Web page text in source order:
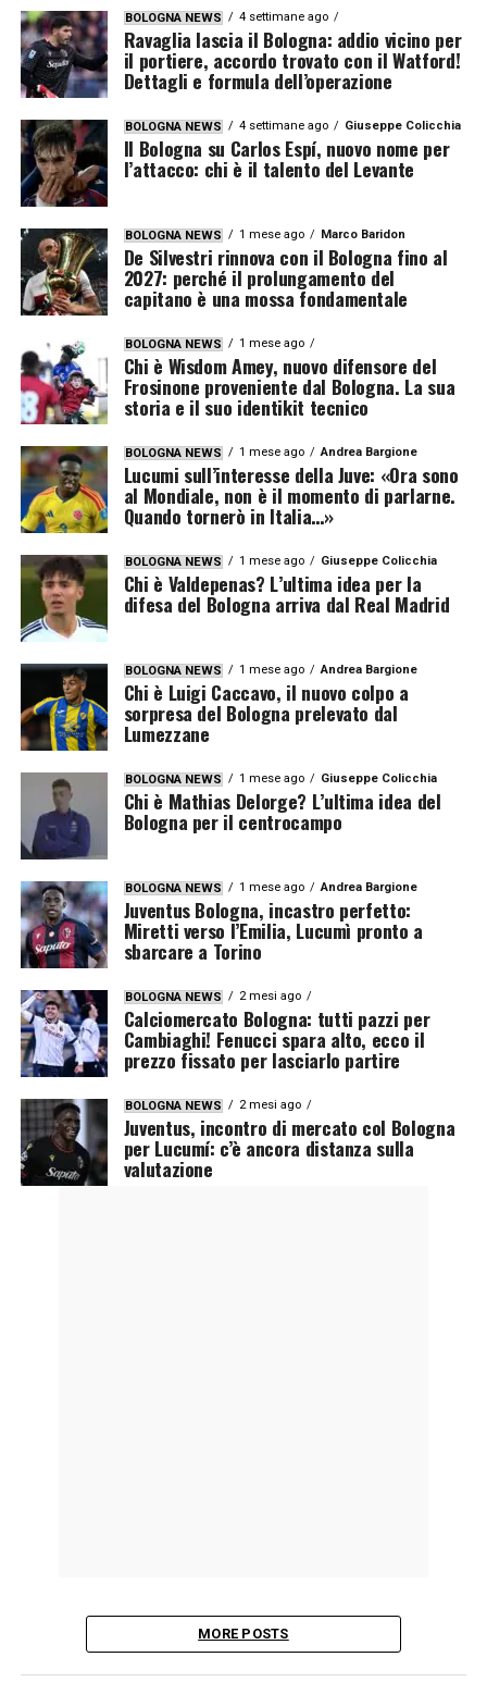
BOLOGNA NEWS 4 settimane ago
Ravaglia lascia il Bologna: addio vicino per
il portiere, accordo trovato con il Watford!
Dettagli e formula dell’operazione
BOLOGNA NEWS 4 settimane ago Giuseppe Colicchia
Il Bologna su Carlos Espí, nuovo nome per
l’attacco: chi è il talento del Levante
BOLOGNA NEWS 1 mese ago Marco Baridon
De Silvestri rinnova con il Bologna fino al
2027: perché il prolungamento del
capitano è una mossa fondamentale
BOLOGNA NEWS 1 mese ago
Chi è Wisdom Amey, nuovo difensore del
Frosinone proveniente dal Bologna. La sua
storia e il suo identikit tecnico
BOLOGNA NEWS 1 mese ago Andrea Bargione
Lucumi sull’interesse della Juve: «Ora sono
al Mondiale, non è il momento di parlarne.
Quando tornerò in Italia…»
BOLOGNA NEWS 1 mese ago Giuseppe Colicchia
Chi è Valdepenas? L’ultima idea per la
difesa del Bologna arriva dal Real Madrid
BOLOGNA NEWS 1 mese ago Andrea Bargione
Chi è Luigi Caccavo, il nuovo colpo a
sorpresa del Bologna prelevato dal
Lumezzane
BOLOGNA NEWS 1 mese ago Giuseppe Colicchia
Chi è Mathias Delorge? L’ultima idea del
Bologna per il centrocampo
BOLOGNA NEWS 1 mese ago Andrea Bargione
Juventus Bologna, incastro perfetto:
Miretti verso l’Emilia, Lucumì pronto a
sbarcare a Torino
BOLOGNA NEWS 2 mesi ago
Calciomercato Bologna: tutti pazzi per
Cambiaghi! Fenucci spara alto, ecco il
prezzo fissato per lasciarlo partire
BOLOGNA NEWS 2 mesi ago
Juventus, incontro di mercato col Bologna
per Lucumí: c’è ancora distanza sulla
valutazione
MORE POSTS